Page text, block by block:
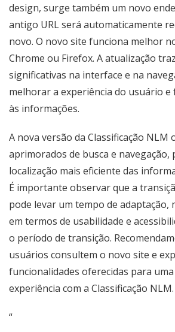
design, surge também um novo
antigo URL será automaticamente
novo. O novo site funciona melhor
Chrome ou Firefox. A atualização
significativas na interface e na
melhorar a experiência do usuário e
às informações.
A nova versão da Classificação NLM
aprimorados de busca e
localização mais eficiente das
É importante observar que a
pode levar um tempo de adaptação,
em termos de usabilidade e
o período de transição.
usuários consultem o novo site e
funcionalidades oferecidas para
experiência com a Classificação NLM.
“